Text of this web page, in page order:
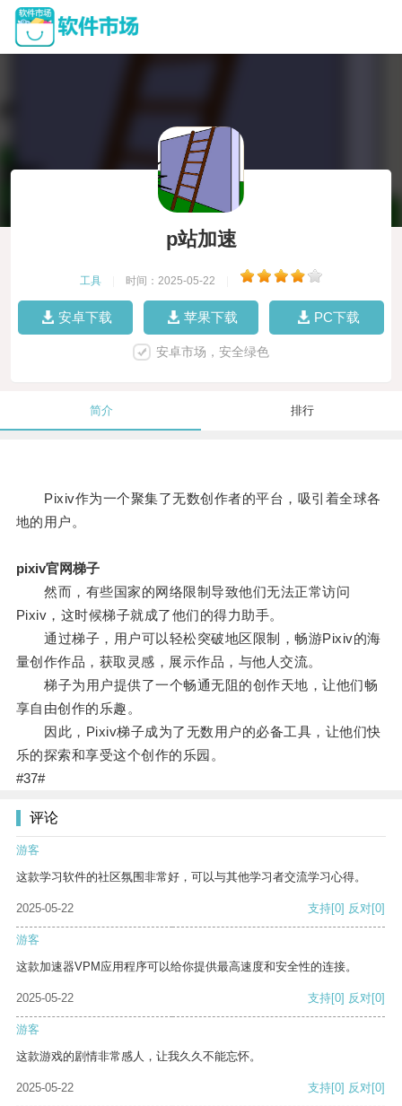
p站加速
工具 时间：2025-05-22
安卓下载 苹果下载 PC下载
安卓市场，安全绿色
简介 排行
Pixiv作为一个聚集了无数创作者的平台，吸引着全球各
地的用户。
pixiv官网梯子
然而，有些国家的网络限制导致他们无法正常访问
Pixiv，这时候梯子就成了他们的得力助手。
通过梯子，用户可以轻松突破地区限制，畅游Pixiv的海
量创作作品，获取灵感，展示作品，与他人交流。
梯子为用户提供了一个畅通无阻的创作天地，让他们畅
享自由创作的乐趣。
因此，Pixiv梯子成为了无数用户的必备工具，让他们快
乐的探索和享受这个创作的乐园。
#37#
评论
游客
这款学习软件的社区氛围非常好，可以与其他学习者交流学习心得。
2025-05-22 支持[0] 反对[0]
游客
这款加速器VPM应用程序可以给你提供最高速度和安全性的连接。
2025-05-22 支持[0] 反对[0]
游客
这款游戏的剧情非常感人，让我久久不能忘怀。
2025-05-22 支持[0] 反对[0]